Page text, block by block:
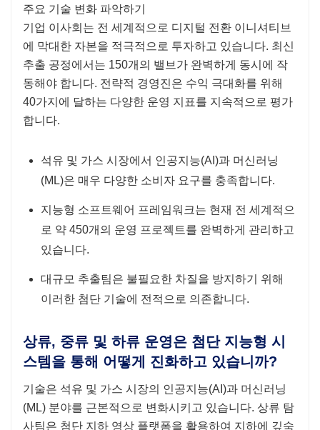
주요 기술 변화 파악하기
기업 이사회는 전 세계적으로 디지털 전환 이니셔티브
에 막대한 자본을 적극적으로 투자하고 있습니다. 최신
추출 공정에서는 150개의 밸브가 완벽하게 동시에 작
동해야 합니다. 전략적 경영진은 수익 극대화를 위해
40가지에 달하는 다양한 운영 지표를 지속적으로 평가
합니다.
석유 및 가스 시장에서 인공지능(AI)과 머신러닝
(ML)은 매우 다양한 소비자 요구를 충족합니다.
지능형 소프트웨어 프레임워크는 현재 전 세계적으
로 약 450개의 운영 프로젝트를 완벽하게 관리하고
있습니다.
대규모 추출팀은 불필요한 차질을 방지하기 위해
이러한 첨단 기술에 전적으로 의존합니다.
상류, 중류 및 하류 운영은 첨단 지능형 시
스템을 통해 어떻게 진화하고 있습니까?
기술은 석유 및 가스 시장의 인공지능(AI)과 머신러닝
(ML) 분야를 근본적으로 변화시키고 있습니다. 상류 탐
사팀은 첨단 지하 영상 플랫폼을 활용하여 지하에 깊숙